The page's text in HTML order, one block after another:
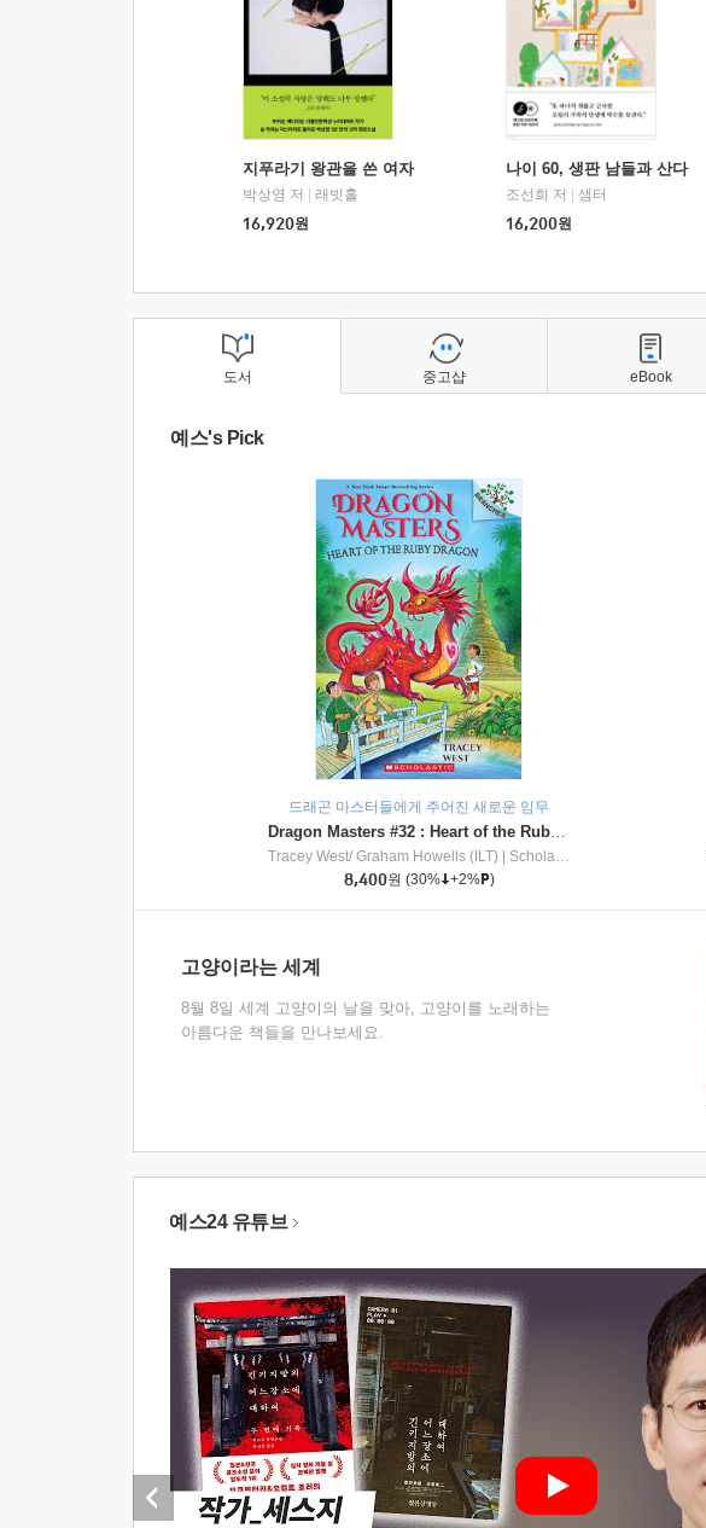
지푸라기 왕관을 쓴 여자
박상영 저
래빗홀
16,920원
나이 60, 생판 남들과 산다
조선희 저
샘터
16,200원
도서
예스's Pick
드래곤 마스터들에게 주어진 새로운 임무
Dragon Masters #32 : Heart of the Ruby Dragon (A Branches Book)
Tracey West/ Graham Howells (ILT)
Scholastic Inc
8,400원 (30% +2% )
고양이라는 세계
8월 8일 세계 고양이의 날을 맞아, 고양이를 노래하는
아름다운 책들을 만나보세요.
중고샵 eBook
예스24 유튜브